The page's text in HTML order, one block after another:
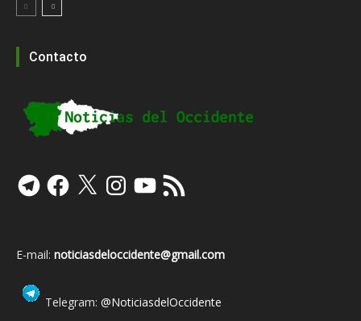
Contacto
TelegramFacebook
X InstagramYouTube
Feed
RSS
E-mail: noticiasdeloccidente@gmail.com
Telegram: @NoticiasdelOccidente